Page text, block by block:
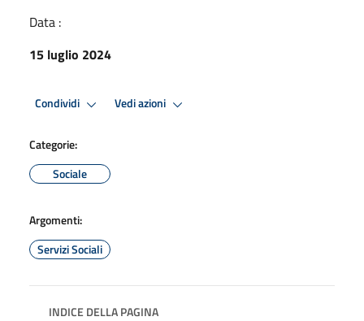
Data :
15 luglio 2024
Condividi Vedi azioni
Categorie:
Sociale
Argomenti:
Servizi Sociali
INDICE DELLA PAGINA